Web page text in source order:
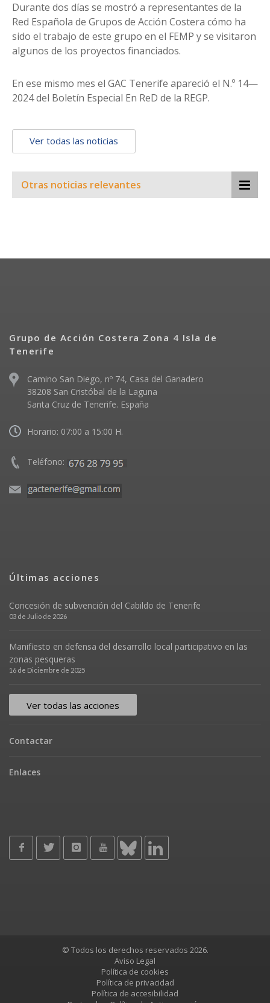
Durante dos días se mostró a representantes de la
Red Española de Grupos de Acción Costera cómo ha
sido el trabajo de este grupo en el FEMP y se visitaron
algunos de los proyectos financiados.
En ese mismo mes el GAC Tenerife apareció el N.º 14—
2024 del Boletín Especial En ReD de la REGP.
Ver todas las noticias
Otras noticias relevantes
Grupo de Acción Costera Zona 4 Isla de
Tenerife
Camino San Diego, nº 74, Casa del Ganadero
38208 San Cristóbal de la Laguna
Santa Cruz de Tenerife. España
Horario: 07:00 a 15:00 H.
Teléfono:
Últimas acciones
Concesión de subvención del Cabildo de Tenerife
03 de Julio de 2026
Manifiesto en defensa del desarrollo local participativo en las
zonas pesqueras
16 de Diciembre de 2025
Ver todas las acciones
Contactar
Enlaces
© Todos los derechos reservados 2026.
Aviso Legal
Política de cookies
Política de privacidad
Política de accesibilidad